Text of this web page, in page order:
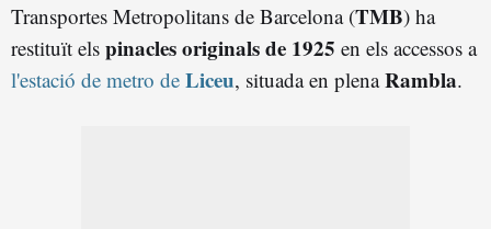
Transportes Metropolitans de Barcelona (TMB) ha
restituït els pinacles originals de 1925 en els accessos a
l'estació de metro de Liceu, situada en plenaRambla.